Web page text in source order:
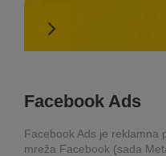
Facebook Ads
Facebook Ads je reklamna
mreža Facebook (sada